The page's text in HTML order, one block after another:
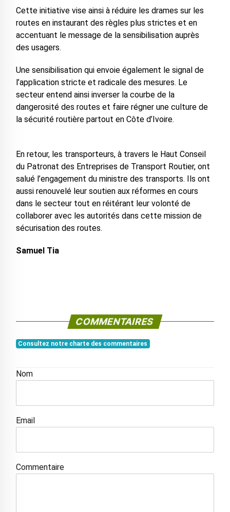
Cette initiative vise ainsi à réduire les drames sur les
routes en instaurant des règles plus strictes et en
accentuant le message de la sensibilisation auprès
des usagers.
Une sensibilisation qui envoie également le signal de
l’application stricte et radicale des mesures. Le
secteur entend ainsi inverser la courbe de la
dangerosité des routes et faire régner une culture de
la sécurité routière partout en Côte d’Ivoire.
En retour, les transporteurs, à travers le Haut Conseil
du Patronat des Entreprises de Transport Routier, ont
salué l’engagement du ministre des transports. Ils ont
aussi renouvelé leur soutien aux réformes en cours
dans le secteur tout en réitérant leur volonté de
collaborer avec les autorités dans cette mission de
sécurisation des routes.
Samuel Tia
COMMENTAIRES
Consultez notre charte des commentaires
Nom
Email
Commentaire